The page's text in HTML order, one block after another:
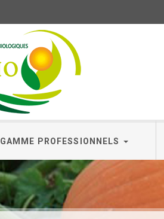
GAMME PROFESSIONNELS